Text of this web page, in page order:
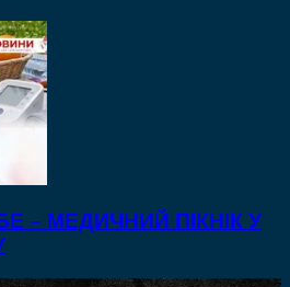
– МЕДИЧНИЙ ПІКНІК У